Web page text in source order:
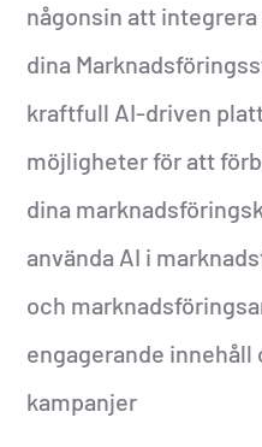
någonsin att
dina
kraftfull AI-driven
möjligheter för att
dina
använda AI i
och
engagerande innehåll
kampanjer